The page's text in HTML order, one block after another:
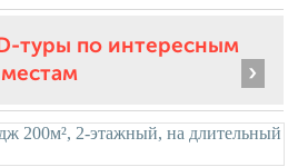
туры по интересным
местам
›